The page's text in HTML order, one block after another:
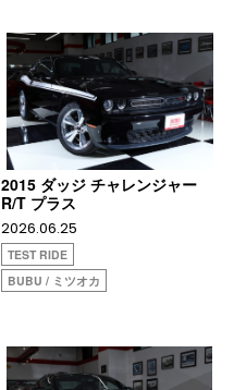
2015 ダッジ チャレンジャー
R/T プラス
2026.06.25
TEST RIDE
BUBU / ミツオカ